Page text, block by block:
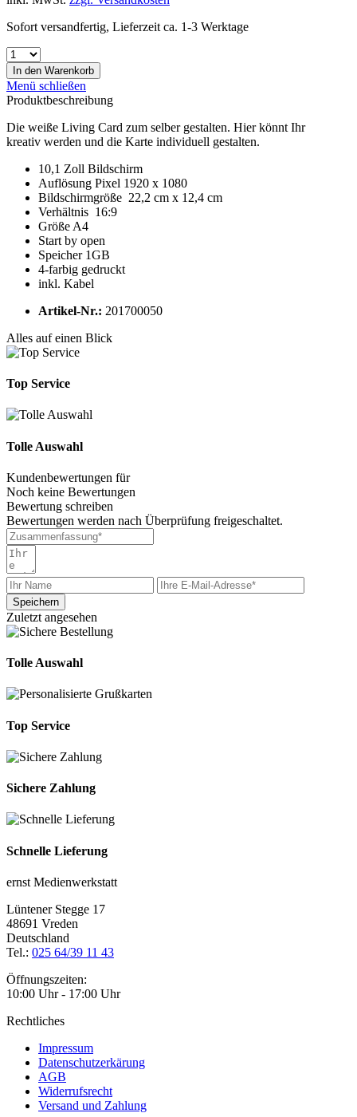
Sofort versandfertig, Lieferzeit ca. 1-3 Werktage
In den Warenkorb
Menü schließen
Produktbeschreibung
Die weiße Living Card zum selber gestalten. Hier könnt Ihr
kreativ werden und die Karte individuell gestalten.
10,1 Zoll Bildschirm
Auflösung Pixel 1920 x 1080
Bildschirmgröße 22,2 cm x 12,4 cm
Verhältnis 16:9
Größe A4
Start by open
Speicher 1GB
4-farbig gedruckt
inkl. Kabel
Artikel-Nr.: 201700050
Alles auf einen Blick
Top Service
Tolle Auswahl
Kundenbewertungen für
Noch keine Bewertungen
Bewertung schreiben
Bewertungen werden nach Überprüfung freigeschaltet.
Speichern
Zuletzt angesehen
Tolle Auswahl
Top Service
Sichere Zahlung
Schnelle Lieferung
ernst Medienwerkstatt
Lüntener Stegge 17
48691 Vreden
Deutschland
Tel.: 025 64/39 11 43
Öffnungszeiten:
10:00 Uhr - 17:00 Uhr
Rechtliches
Impressum
Datenschutzerkärung
AGB
Widerrufsrecht
Versand und Zahlung